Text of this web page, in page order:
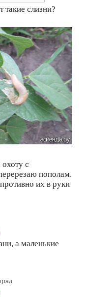
такие слизни?
с
пополам.
их в руки
а маленькие